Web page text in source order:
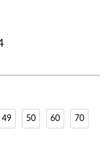
49 50 60 70